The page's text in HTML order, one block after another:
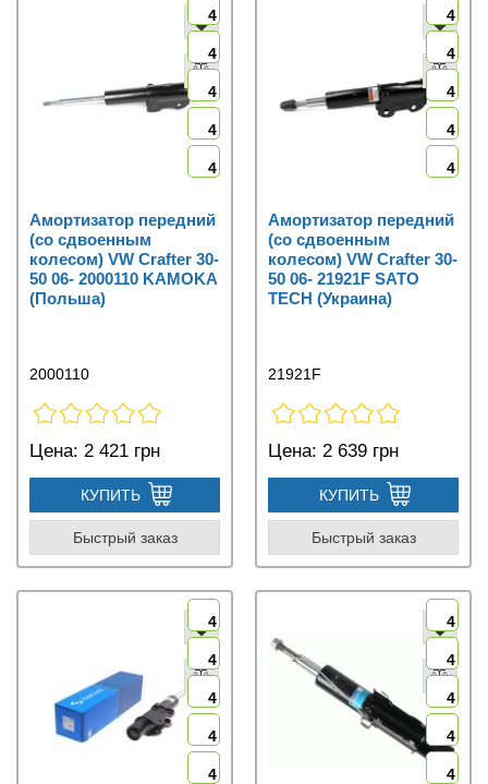
4
4
4
4
4
Амортизатор передний
(со сдвоенным
колесом) VW Crafter 30-
50 06- 2000110 KAMOKA
(Польша)
2000110
Цена: 2 421 грн
КУПИТЬ
Быстрый заказ
4
4
4
4
4
Амортизатор передний
(со сдвоенным
колесом) VW Crafter 30-
50 06- 21921F SATO
TECH (Украина)
21921F
Цена: 2 639 грн
КУПИТЬ
Быстрый заказ
4
4
4
4
4
4
4
4
4
4